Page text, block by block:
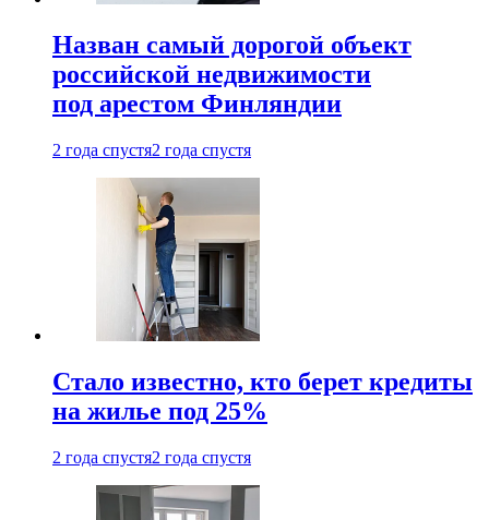
Назван самый дорогой объект
российской недвижимости
под арестом Финляндии
2 года спустя2 года спустя
Стало известно, кто берет кредиты
на жилье под 25%
2 года спустя2 года спустя